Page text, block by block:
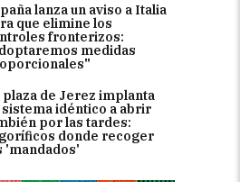
lanza un aviso a Italia
que elimine los
fronterizos:
medidas
plaza de Jerez implanta
sistema idéntico a abrir
por las tardes:
donde recoger
'mandados'